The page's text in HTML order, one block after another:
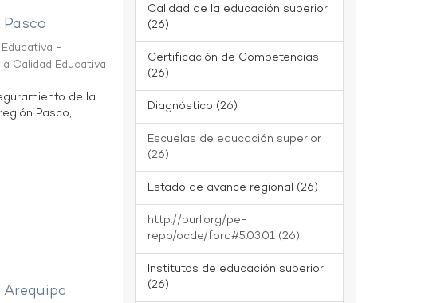
-
Calidad Educativa
de la
Pasco,
Calidad de la educación superior
(26)
Certificación de Competencias
(26)
Diagnóstico (26)
Escuelas de educación superior
(26)
Estado de avance regional (26)
http://purl.org/pe-
repo/ocde/ford#5.03.01 (26)
Institutos de educación superior
(26)